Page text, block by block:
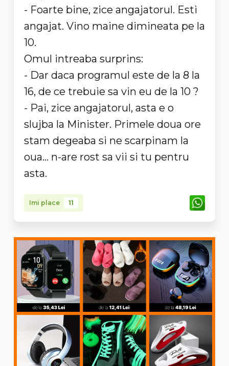
- Foarte bine, zice angajatorul. Esti
angajat. Vino maine dimineata pe la
10.
Omul intreaba surprins:
- Dar daca programul este de la 8 la
16, de ce trebuie sa vin eu de la 10 ?
- Pai, zice angajatorul, asta e o
slujba la Minister. Primele doua ore
stam degeaba si ne scarpinam la
oua... n-are rost sa vii si tu pentru
asta.
Imi place 11